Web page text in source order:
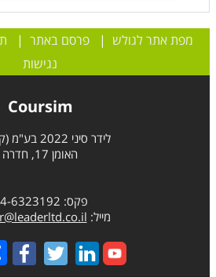
מפת אתר לגולש |פרסם באתר |
נגישות
Coursim
לידר סיני 2022 בע"מ (קורסים)
האומן 17, חדרה
פקס: 04-6323192
מייל: